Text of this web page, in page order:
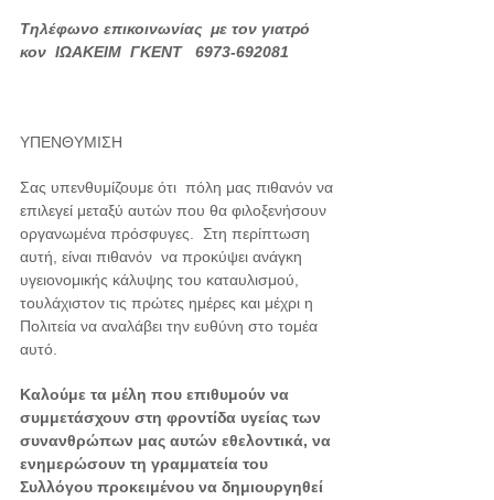
Τηλέφωνο επικοινωνίας με τον γιατρό
κον ΙΩΑΚΕΙΜ ΓΚΕΝΤ 6973-692081
ΥΠΕΝΘΥΜΙΣΗ
Σας υπενθυμίζουμε ότι πόλη μας πιθανόν να
επιλεγεί μεταξύ αυτών που θα φιλοξενήσουν
οργανωμένα πρόσφυγες. Στη περίπτωση
αυτή, είναι πιθανόν να προκύψει ανάγκη
υγειονομικής κάλυψης του καταυλισμού,
τουλάχιστον τις πρώτες ημέρες και μέχρι η
Πολιτεία να αναλάβει την ευθύνη στο τομέα
αυτό.
Καλούμε τα μέλη που επιθυμούν να
συμμετάσχουν στη φροντίδα υγείας των
συνανθρώπων μας αυτών εθελοντικά, να
ενημερώσουν τη γραμματεία του
Συλλόγου προκειμένου να δημιουργηθεί